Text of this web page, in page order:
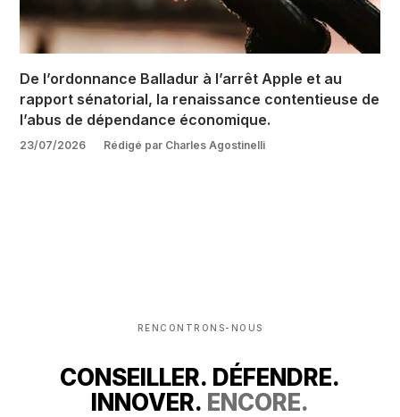
De l’ordonnance Balladur à l’arrêt Apple et au
rapport sénatorial, la renaissance contentieuse de
l’abus de dépendance économique.
23/07/2026 Rédigé par Charles Agostinelli
RENCONTRONS-NOUS
CONSEILLER. DÉFENDRE.
INNOVER. ENCORE.